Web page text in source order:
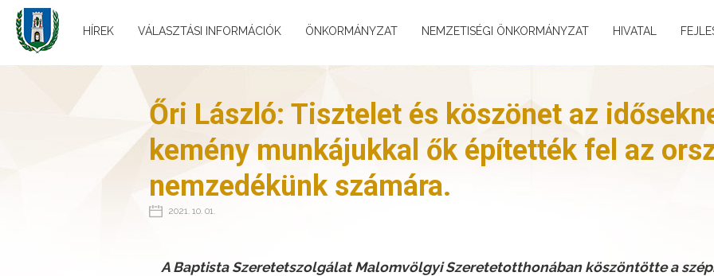
HÍREK VÁLASZTÁSI INFORMÁCIÓK ÖNKORMÁNYZAT NEMZETISÉGI ÖNKORMÁNYZAT HIVATAL
Őri László: Tisztelet és köszönet az
kemény munkájukkal ők építették fel az
nemzedékünk számára.
2021. 10. 01.
A Baptista Szeretetszolgálat Malomvölgyi Szeretetotthonában köszöntötte a